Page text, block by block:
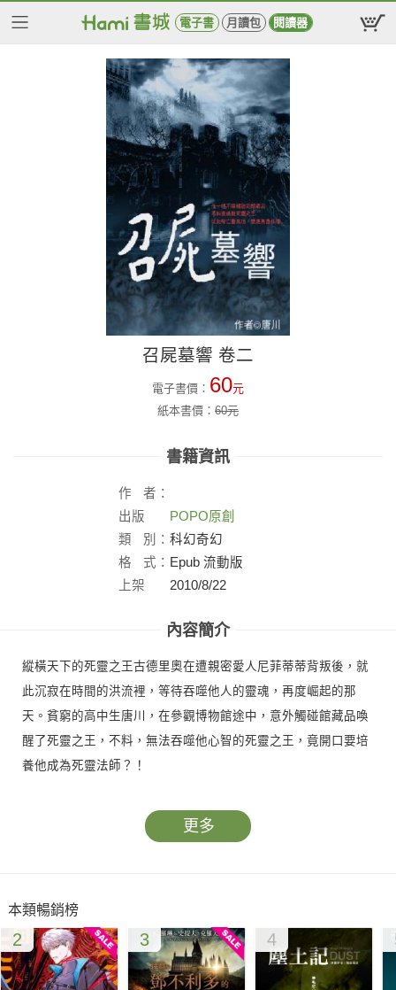
電子書 月讀包 閱讀器
召屍墓響 卷二
電子書價： 60元
紙本書價： 60元
書籍資訊
作
者：
出版
社：
POPO原創
類
別： 科幻奇幻
格
式： Epub 流動版
上架
2010/8/22
內容簡介
縱橫天下的死靈之王古德里奧在遭親密愛人尼菲蒂蒂背叛後，就
此沉寂在時間的洪流裡，等待吞噬他人的靈魂，再度崛起的那
天。貧窮的高中生唐川，在參觀博物館途中，意外觸碰館藏品喚
醒了死靈之王，不料，無法吞噬他心智的死靈之王，竟開口要培
養他成為死靈法師？！
更多
本類暢銷榜
2 3 4